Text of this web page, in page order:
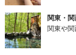
関東・
関東や